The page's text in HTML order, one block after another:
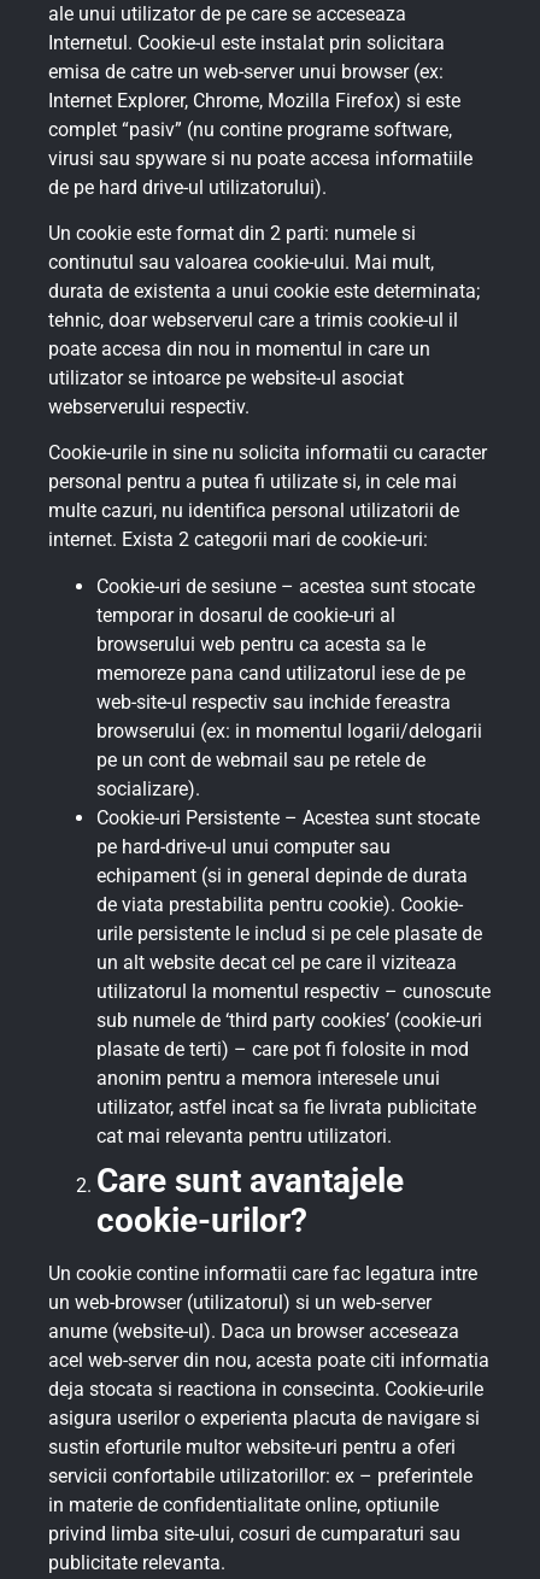
ale unui utilizator de pe care se acceseaza
Internetul. Cookie-ul este instalat prin solicitara
emisa de catre un web-server unui browser (ex:
Internet Explorer, Chrome, Mozilla Firefox) si este
complet “pasiv” (nu contine programe software,
virusi sau spyware si nu poate accesa informatiile
de pe hard drive-ul utilizatorului).
Un cookie este format din 2 parti: numele si
continutul sau valoarea cookie-ului. Mai mult,
durata de existenta a unui cookie este determinata;
tehnic, doar webserverul care a trimis cookie-ul il
poate accesa din nou in momentul in care un
utilizator se intoarce pe website-ul asociat
webserverului respectiv.
Cookie-urile in sine nu solicita informatii cu caracter
personal pentru a putea fi utilizate si, in cele mai
multe cazuri, nu identifica personal utilizatorii de
internet. Exista 2 categorii mari de cookie-uri:
Cookie-uri de sesiune – acestea sunt stocate
temporar in dosarul de cookie-uri al
browserului web pentru ca acesta sa le
memoreze pana cand utilizatorul iese de pe
web-site-ul respectiv sau inchide fereastra
browserului (ex: in momentul logarii/delogarii
pe un cont de webmail sau pe retele de
socializare).
Cookie-uri Persistente – Acestea sunt stocate
pe hard-drive-ul unui computer sau
echipament (si in general depinde de durata
de viata prestabilita pentru cookie). Cookie-
urile persistente le includ si pe cele plasate de
un alt website decat cel pe care il viziteaza
utilizatorul la momentul respectiv – cunoscute
sub numele de ‘third party cookies’ (cookie-uri
plasate de terti) – care pot fi folosite in mod
anonim pentru a memora interesele unui
utilizator, astfel incat sa fie livrata publicitate
cat mai relevanta pentru utilizatori.
Care sunt avantajele
cookie-urilor?
Un cookie contine informatii care fac legatura intre
un web-browser (utilizatorul) si un web-server
anume (website-ul). Daca un browser acceseaza
acel web-server din nou, acesta poate citi informatia
deja stocata si reactiona in consecinta. Cookie-urile
asigura userilor o experienta placuta de navigare si
sustin eforturile multor website-uri pentru a oferi
servicii confortabile utilizatorillor: ex – preferintele
in materie de confidentialitate online, optiunile
privind limba site-ului, cosuri de cumparaturi sau
publicitate relevanta.